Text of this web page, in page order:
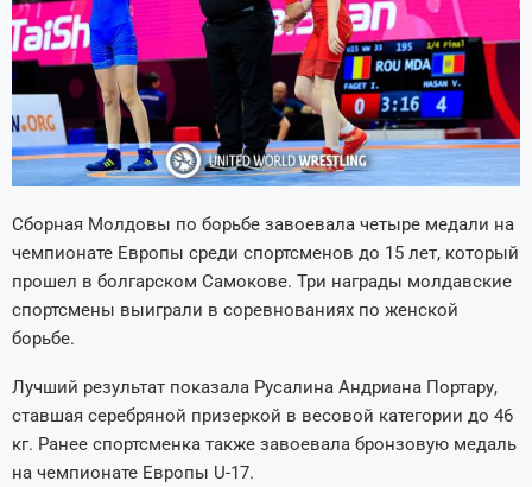
Сборная Молдовы по борьбе завоевала четыре медали на
чемпионате Европы среди спортсменов до 15 лет, который
прошел в болгарском Самокове. Три награды молдавские
спортсмены выиграли в соревнованиях по женской
борьбе.
Лучший результат показала Русалина Андриана Портару,
ставшая серебряной призеркой в весовой категории до 46
кг. Ранее спортсменка также завоевала бронзовую медаль
на чемпионате Европы U-17.